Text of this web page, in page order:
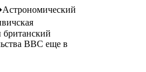
британский
BBC еще в